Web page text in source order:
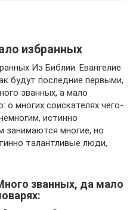
избранных
Из Библии. Евангелие
будут последние первыми,
званных, а мало
о многих соискателях чего-
истинно
многие, но
талантливые люди,
званных, да мало